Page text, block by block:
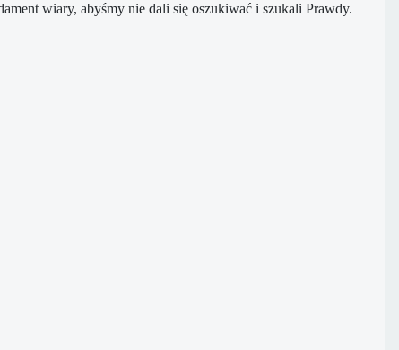
wiary, abyśmy nie dali się oszukiwać i szukali Prawdy.